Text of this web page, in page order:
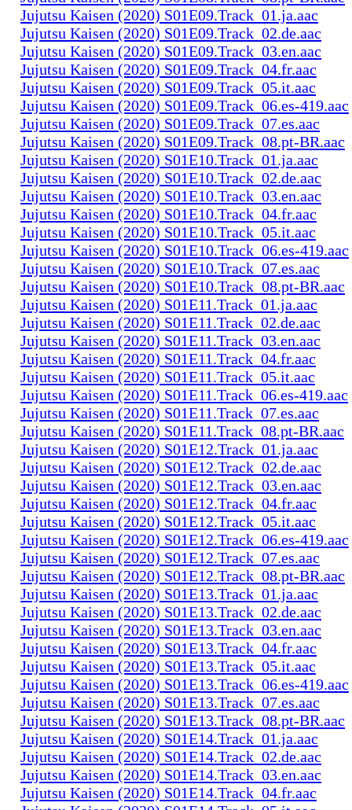
Jujutsu Kaisen (2020) S01E09.Track_01.ja.aac
Jujutsu Kaisen (2020) S01E09.Track_02.de.aac
Jujutsu Kaisen (2020) S01E09.Track_03.en.aac
Jujutsu Kaisen (2020) S01E09.Track_04.fr.aac
Jujutsu Kaisen (2020) S01E09.Track_05.it.aac
Jujutsu Kaisen (2020) S01E09.Track_06.es-419.aac
Jujutsu Kaisen (2020) S01E09.Track_07.es.aac
Jujutsu Kaisen (2020) S01E09.Track_08.pt-BR.aac
Jujutsu Kaisen (2020) S01E10.Track_01.ja.aac
Jujutsu Kaisen (2020) S01E10.Track_02.de.aac
Jujutsu Kaisen (2020) S01E10.Track_03.en.aac
Jujutsu Kaisen (2020) S01E10.Track_04.fr.aac
Jujutsu Kaisen (2020) S01E10.Track_05.it.aac
Jujutsu Kaisen (2020) S01E10.Track_06.es-419.aac
Jujutsu Kaisen (2020) S01E10.Track_07.es.aac
Jujutsu Kaisen (2020) S01E10.Track_08.pt-BR.aac
Jujutsu Kaisen (2020) S01E11.Track_01.ja.aac
Jujutsu Kaisen (2020) S01E11.Track_02.de.aac
Jujutsu Kaisen (2020) S01E11.Track_03.en.aac
Jujutsu Kaisen (2020) S01E11.Track_04.fr.aac
Jujutsu Kaisen (2020) S01E11.Track_05.it.aac
Jujutsu Kaisen (2020) S01E11.Track_06.es-419.aac
Jujutsu Kaisen (2020) S01E11.Track_07.es.aac
Jujutsu Kaisen (2020) S01E11.Track_08.pt-BR.aac
Jujutsu Kaisen (2020) S01E12.Track_01.ja.aac
Jujutsu Kaisen (2020) S01E12.Track_02.de.aac
Jujutsu Kaisen (2020) S01E12.Track_03.en.aac
Jujutsu Kaisen (2020) S01E12.Track_04.fr.aac
Jujutsu Kaisen (2020) S01E12.Track_05.it.aac
Jujutsu Kaisen (2020) S01E12.Track_06.es-419.aac
Jujutsu Kaisen (2020) S01E12.Track_07.es.aac
Jujutsu Kaisen (2020) S01E12.Track_08.pt-BR.aac
Jujutsu Kaisen (2020) S01E13.Track_01.ja.aac
Jujutsu Kaisen (2020) S01E13.Track_02.de.aac
Jujutsu Kaisen (2020) S01E13.Track_03.en.aac
Jujutsu Kaisen (2020) S01E13.Track_04.fr.aac
Jujutsu Kaisen (2020) S01E13.Track_05.it.aac
Jujutsu Kaisen (2020) S01E13.Track_06.es-419.aac
Jujutsu Kaisen (2020) S01E13.Track_07.es.aac
Jujutsu Kaisen (2020) S01E13.Track_08.pt-BR.aac
Jujutsu Kaisen (2020) S01E14.Track_01.ja.aac
Jujutsu Kaisen (2020) S01E14.Track_02.de.aac
Jujutsu Kaisen (2020) S01E14.Track_03.en.aac
Jujutsu Kaisen (2020) S01E14.Track_04.fr.aac